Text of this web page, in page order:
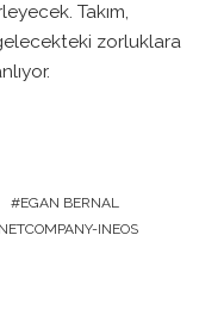
Takım,
zorluklara
EGAN BERNAL
NETCOMPANY-INEOS